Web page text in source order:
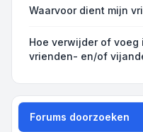
Waarvoor dient mijn
Hoe verwijder of voeg
vrienden- en/of
Forums doorzoeken